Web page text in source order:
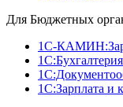
Для Бюджетных
1С-
1С:Зарплата и